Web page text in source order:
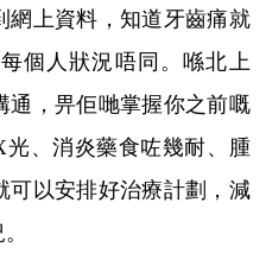
上資料，知道牙齒痛就
個人狀況唔同。喺北上
通，畀佢哋掌握你之前嘅
、消炎藥食咗幾耐、腫
可以安排好治療計劃，減